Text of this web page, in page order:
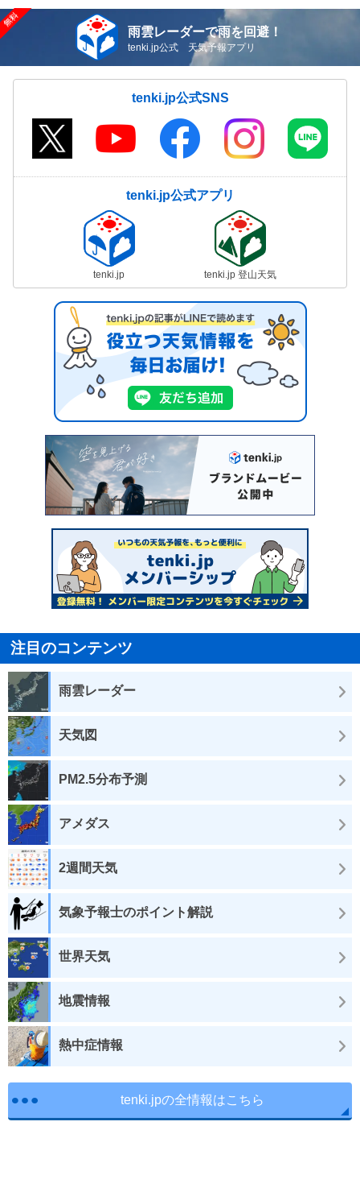
雨雲レーダーで雨を回避！
tenki.jp公式 天気予報アプリ
tenki.jp公式SNS
tenki.jp公式アプリ
tenki.jp tenki.jp 登山天気
注目のコンテンツ
雨雲レーダー
天気図
PM2.5分布予測
アメダス
2週間天気
気象予報士のポイント解説
世界天気
地震情報
熱中症情報
tenki.jpの全情報はこちら